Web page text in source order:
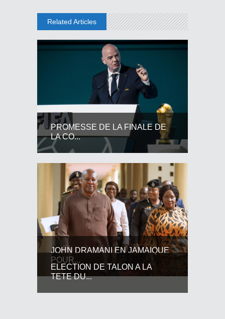
Related Articles
PROMESSE DE LA FINALE DE
LA CO...
JOHN DRAMANI EN JAMAIQUE
POUR...
ELECTION DE TALON A LA
TETE DU...